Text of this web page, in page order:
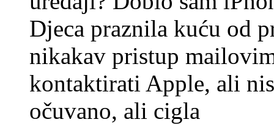
Djeca praznila kuću od
nikakav pristup
kontaktirati Apple, ali
očuvano, ali cigla